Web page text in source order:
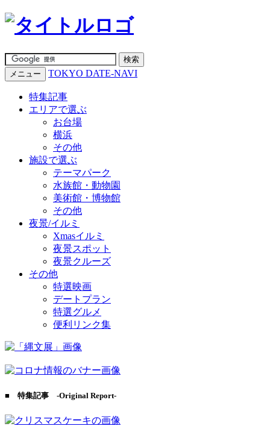
メニュー TOKYO DATE-NAVI
特集記事
エリアで選ぶ
お台場
横浜
その他
施設で選ぶ
テーマパーク
水族館・動物園
美術館・博物館
その他
夜景/イルミ
Xmasイルミ
夜景スポット
夜景クルーズ
その他
特選映画
デートプラン
特選グルメ
便利リンク集
■ 特集記事 -Original Report-